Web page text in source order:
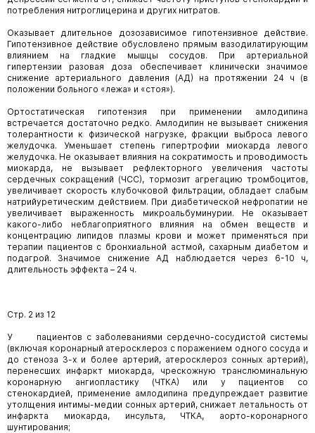
потребления нитроглицерина и других нитратов.
Оказывает длительное дозозависимое гипотензивное действие.
Гипотензивное действие обусловлено прямым вазодилатирующим
влиянием на гладкие мышцы сосудов. При артериальной
гипертензии разовая доза обеспечивает клинически значимое
снижение артериального давления (АД) на протяжении 24 ч (в
положении больного «лежа» и «стоя»).
Ортостатическая гипотензия при применении амлодипина
встречается достаточно редко. Амлодипин не вызывает снижения
толерантности к физической нагрузке, фракции выброса левого
желудочка. Уменьшает степень гипертрофии миокарда левого
желудочка. Не оказывает влияния на сократимость и проводимость
миокарда, не вызывает рефлекторного увеличения частоты
сердечных сокращений (ЧСС), тормозит агрегацию тромбоцитов,
увеличивает скорость клубочковой фильтрации, обладает слабым
натрийуретическим действием. При диабетической нефропатии не
увеличивает выраженность микроальбуминурии. Не оказывает
какого-либо неблагоприятного влияния на обмен веществ и
концентрацию липидов плазмы крови и может применяться при
терапии пациентов с бронхиальной астмой, сахарным диабетом и
подагрой. Значимое снижение АД наблюдается через 6-10 ч,
длительность эффекта – 24 ч.
Стр. 2 из 12
У пациентов с заболеваниями сердечно-сосудистой системы
(включая коронарный атеросклероз с поражением одного сосуда и
до стеноза 3-х и более артерий, атеросклероз сонных артерий),
перенесших инфаркт миокарда, чрескожную транслюминальную
коронарную ангиопластику (ЧТКА) или у пациентов со
стенокардией, применение амлодипина предупреждает развитие
утолщения интимы-медии сонных артерий, снижает летальность от
инфаркта миокарда, инсульта, ЧТКА, аорто-коронарного
шунтирования;